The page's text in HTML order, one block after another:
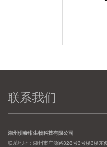
联系我们
湖州珼泰玵生物科技有限公司
联系地址：湖州市广源路328号3号楼3楼东